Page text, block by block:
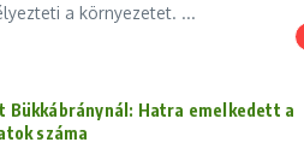
a környezetet. ...
Bükkábránynál: Hatra emelkedett a
száma